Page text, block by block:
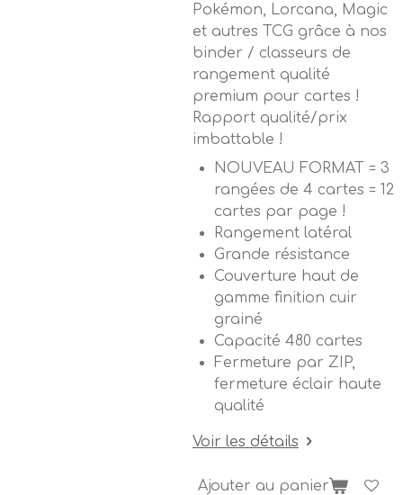
Pokémon, Lorcana, Magic
et autres TCG grâce à nos
binder / classeurs de
rangement qualité
premium pour cartes !
Rapport qualité/prix
imbattable !
NOUVEAU FORMAT = 3
rangées de 4 cartes = 12
cartes par page !
Rangement latéral
Grande résistance
Couverture haut de
gamme finition cuir
grainé
Capacité 480 cartes
Fermeture par ZIP,
fermeture éclair haute
qualité
Voir les détails
Ajouter au panier